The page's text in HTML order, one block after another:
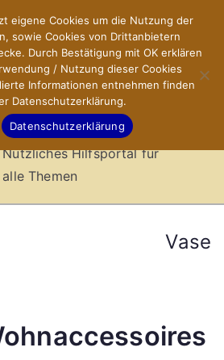
X-Sites.de
–
Hilfsportal
Nützliches Hilfsportal für
alle Themen
Vase
eigene Cookies um die Nutzung der
sowie Cookies von Drittanbietern
Durch Bestätigung mit OK erklären
/ Nutzung dieser Cookies
Informationen entnehmen finden
Datenschutzerklärung.
Datenschutzerklärung